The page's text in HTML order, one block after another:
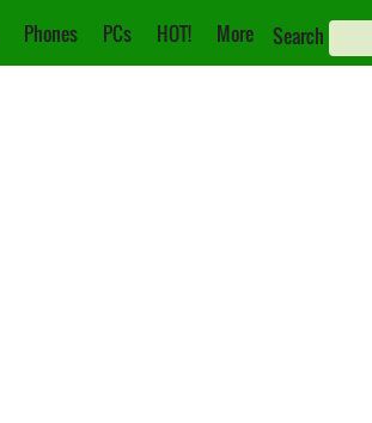
Phones PCs HOT! More Search